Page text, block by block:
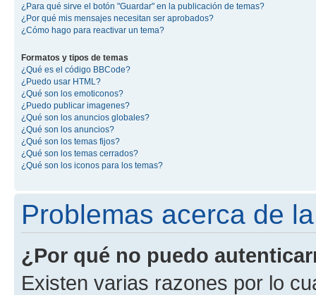
¿Para qué sirve el botón "Guardar" en la publicación de temas?
¿Por qué mis mensajes necesitan ser aprobados?
¿Cómo hago para reactivar un tema?
Formatos y tipos de temas
¿Qué es el código BBCode?
¿Puedo usar HTML?
¿Qué son los emoticonos?
¿Puedo publicar imagenes?
¿Qué son los anuncios globales?
¿Qué son los anuncios?
¿Qué son los temas fijos?
¿Qué son los temas cerrados?
¿Qué son los iconos para los temas?
Problemas acerca de
¿Por qué no puedo
Existen varias razones por lo